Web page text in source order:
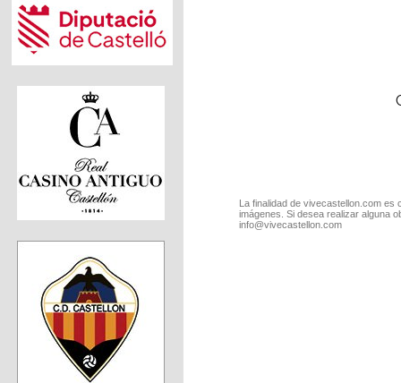
La finalidad de vivecastellon.com
imágenes. Si desea realizar alguna
info@vivecastellon.com